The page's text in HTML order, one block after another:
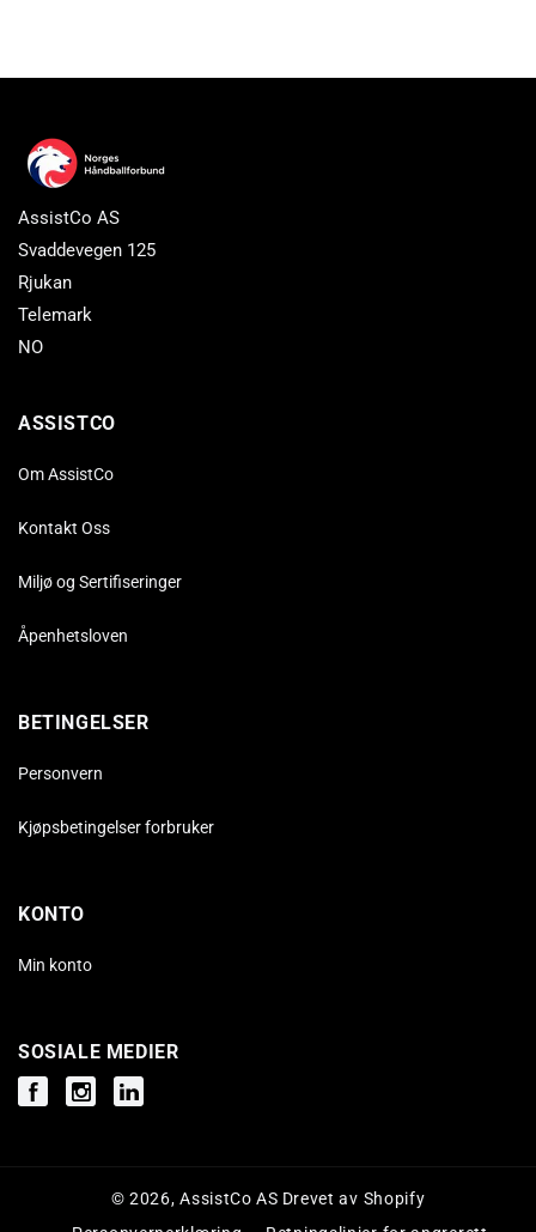
AssistCo AS
Svaddevegen 125
Rjukan
Telemark
NO
ASSISTCO
Om AssistCo
Kontakt Oss
Miljø og Sertifiseringer
Åpenhetsloven
BETINGELSER
Personvern
Kjøpsbetingelser forbruker
KONTO
Min konto
SOSIALE MEDIER
FacebookInstagramInstagram
© 2026,AssistCo AS Drevet av Shopify